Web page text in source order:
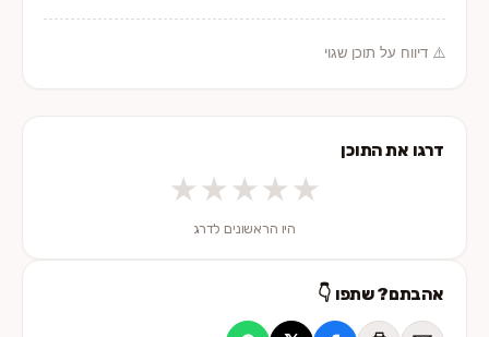
⚠️ דיווח על תוכן שגוי
דרגו את התוכן
★★★★★
היו הראשונים לדרג
אהבתם? שתפו 👇